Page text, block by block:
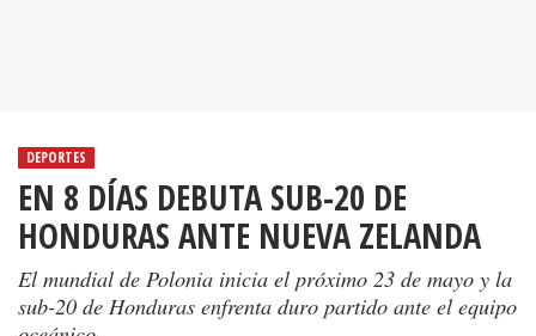
DEPORTES
EN 8 DÍAS DEBUTA SUB-20 DE
HONDURAS ANTE NUEVA ZELANDA
El mundial de Polonia inicia el próximo 23 de mayo y la
sub-20 de Honduras enfrenta duro partido ante el equipo